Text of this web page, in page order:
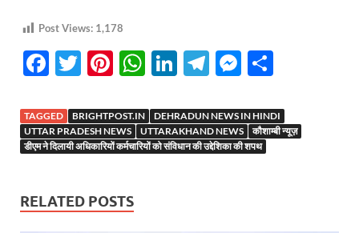
Post Views: 1,178
F
e
b
o
k
T
itt
er
Pi
er
es
W
at
s
Li
k
e
T
e
gr
M
se
n
ar
e
TAGGED BRIGHTPOST.IN
DEHRADUN NEWS IN HINDI
UTTAR PRADESH NEWS
UTTARAKHAND NEWS
कौशाम्बी न्यूज़
डीएम ने दिलायी अधिकारियों कर्मचारियों को संविधान की उद्देशिका की शपथ
RELATED POSTS